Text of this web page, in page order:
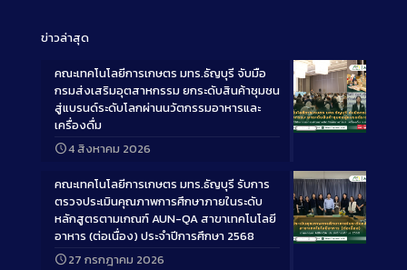
ข่าวล่าสุด
Long
คณะเทคโนโลยีการเกษตร มทร.ธัญบุรี จับมือ
กรมส่งเสริมอุตสาหกรรม ยกระดับสินค้าชุมชน
สู่แบรนด์ระดับโลกผ่านนวัตกรรมอาหารและ
เครื่องดื่ม
4 สิงหาคม 2026
Long
คณะเทคโนโลยีการเกษตร มทร.ธัญบุรี รับการ
ตรวจประเมินคุณภาพการศึกษาภายในระดับ
หลักสูตรตามเกณฑ์ AUN-QA สาขาเทคโนโลยี
อาหาร (ต่อเนื่อง) ประจำปีการศึกษา 2568
27 กรกฎาคม 2026